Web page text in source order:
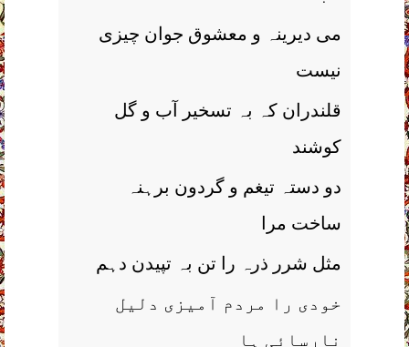
می دیرینہ و معشوق جوان چیزی
نیست
قلندران کہ بہ تسخیر آب و گل
کوشند
دو دستہ تیغم و گردون برہنہ
ساخت مرا
مثل شرر ذرہ را تن بہ تپیدن دہم
خودی را مردم آمیزی دلیل
نارسائی ہا